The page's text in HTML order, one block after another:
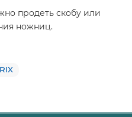
продеть скобу или
ножниц.